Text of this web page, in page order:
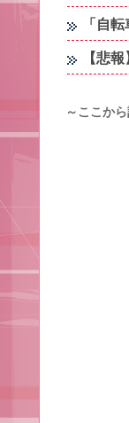
「自
【悲
～ここか